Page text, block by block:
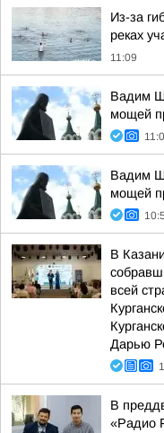
Из-за
реках
11:09
Вадим
мощей
Вадим
мощей
В
всей
Дарью
В
«Радио